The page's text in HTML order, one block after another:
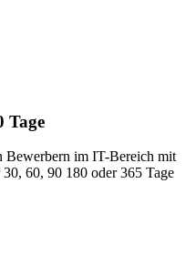
Tage
Bewerbern im IT-Bereich mit
60, 90 180 oder 365 Tage